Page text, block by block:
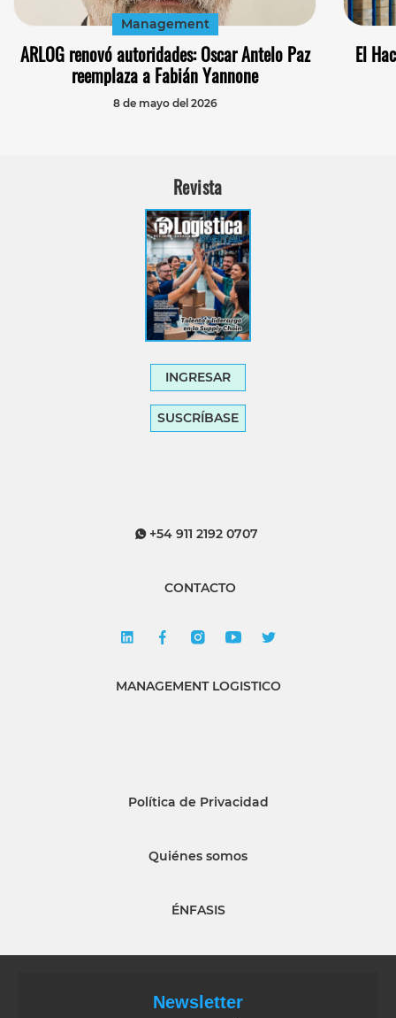
Management
ARLOG renovó autoridades: Oscar Antelo Paz
reemplaza a Fabián Yannone
8 de mayo del 2026
El
Revista
INGRESAR
SUSCRÍBASE
+54 911 2192 0707
CONTACTO
MANAGEMENT LOGISTICO
Política de Privacidad
Quiénes somos
ÉNFASIS
Newsletter